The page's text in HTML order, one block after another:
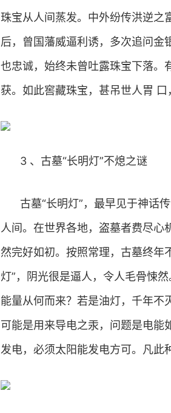
珠宝从人间蒸发。中外纷传洪逆之
后，曾国藩威逼利诱，多次追问金
也忠诚，始终未曾吐露珠宝下落。
获。如此窖藏珠宝，甚吊世人胃
3 、古墓“长明灯”不熄之谜
古墓“长明灯”，最早见于神话
人间。在世界各地，盗墓者费尽心
然完好如初。按照常理，古墓终年
灯”，阴光很是逼人，令人毛骨悚
能量从何而来？若是油灯，千年不
可能是用来导电之汞，问题是电能
发电，必须太阳能发电方可。凡此